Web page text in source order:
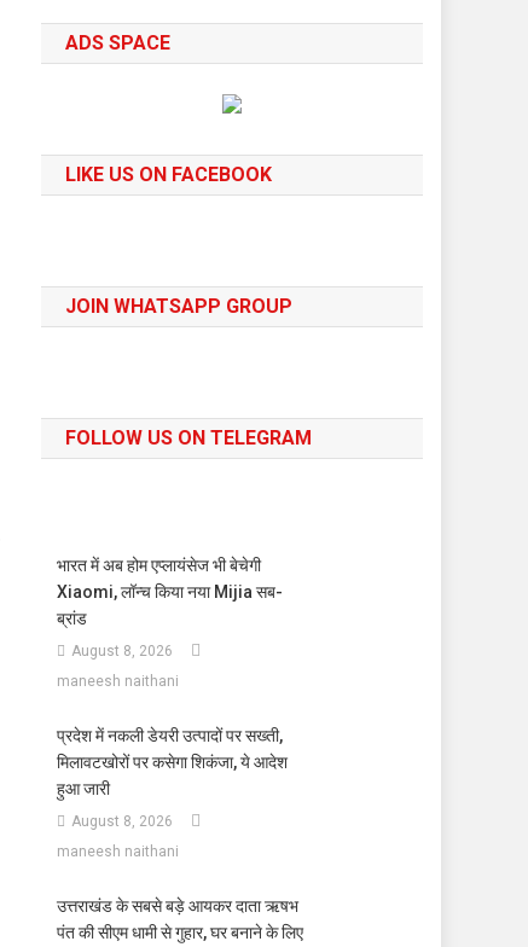
ADS SPACE
LIKE US ON FACEBOOK
JOIN WHATSAPP GROUP
FOLLOW US ON TELEGRAM
भारत में अब होम एप्लायंसेज भी बेचेगी
Xiaomi, लॉन्च किया नया Mijia सब-
ब्रांड
August 8, 2026
maneesh naithani
प्रदेश में नकली डेयरी उत्पादों पर सख्ती,
मिलावटखोरों पर कसेगा शिकंजा, ये आदेश
हुआ जारी
August 8, 2026
maneesh naithani
उत्तराखंड के सबसे बड़े आयकर दाता ऋषभ
पंत की सीएम धामी से गुहार, घर बनाने के लिए